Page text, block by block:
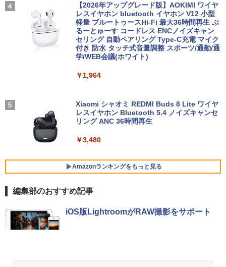
コン Windows11 office付き｜中古ノー
トパソコン 15.6 テンキー付き｜ノートパ
ソコン Microsoft Office付き｜ノートパ
ソコンWindows11 第8世代
￥19,800
トPC NEC VersaPro VX-4 PC-VKT16XZ
G4 Core i5 8250U メモリ8GB / 16GB 中
古SSD 2.5インチ128GB / 256GB / 512G
【1年保証】
5
【1500円OFFクーポン】【テンキー&Wi
GB メモリ8GB Core i3 第8世代 Micros
oft Office付き Windows11 Lenovo Thi
￥21,800
ネ オフィス高速起動 省電力 静音設計
￥49,800
【★最大100%ポイント】【Win11正式対
re i5/メモリ:8GB/16GB/32GB/SSD:256
ce/中古 デスクトップ デスクトップPC
￥37,800
5
NEC Mate ML-D 単体 Windows11 64bit
HDMI Core i5 12400 メモリー16GB 高
速SSD256GB+HDD500GB DVDマルチ
証】20007027
￥59,800
A規格 67D5KAC6JP レノボ ディスプレ
イ 液晶モニター 【展示品特価】
￥8,980
元】五年保証 白 モバイルモニター 15.6
高コントラスト 超軽量 640g スピーカー
内蔵 Type-C/HDMI 接続 PS5/Switch/PC/
スマホ対応 MFP156T1F
￥8,999
【楽天1位!1,600円OFFクーポン 8/4 20:
26 ディスプレイ 1080P 23.8インチ 144
万色 300nits ΔE＜1 低ブルーライト 大
画面 TÜV認証 目にやさしい 調整可能な
￥2,200
角川まんが学習シリーズ 日本の歴史
]
【2026年アップグレード版】AOKIMI ワイヤ
レスイヤホン bluetooth イヤホン V12 小型
軽量 ブルートゥースHi-Fi 最大36時間再生 ぶ
るーとゅーす コードレス ENCノイズキャン
セリング 自動ペアリング Type-C充電 マイク
付き 防水 タッチ式音量調整 スポーツ/通勤/通
学/WEB会議(ホワイト)
￥1,964
Xiaomi シャオミ REDMI Buds 8 Lite ワイヤ
レスイヤホン Bluetooth 5.4 ノイズキャンセ
リング ANC 36時間再生
￥3,480
Amazonランキングをもっと見る
BRUCE WAYNE feat. Flo Milli, ATL Jacob
[Explicit]
【Amazon.co.jp限定】 い・ろ・は・す 2L P
ET ラベルレス ×8本
薬屋のひとりごと 17巻 (デジタル版ビッグガ
ンガンコミックス)
編集部のおすすめ記事
iOS版LightroomがRAW撮影をサポート